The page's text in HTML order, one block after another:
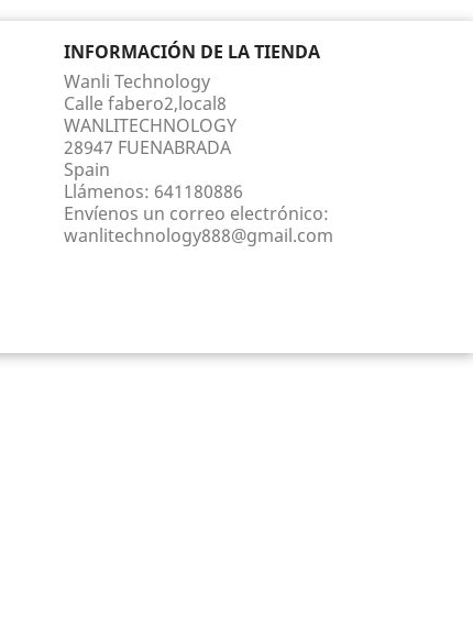
INFORMACIÓN DE LA TIENDA
Wanli Technology
Calle fabero2,local8
WANLITECHNOLOGY
28947 FUENABRADA
Spain
Llámenos: 641180886
Envíenos un correo electrónico:
wanlitechnology888@gmail.com